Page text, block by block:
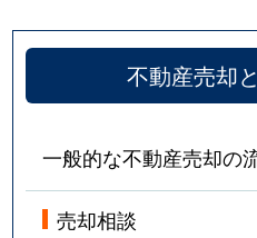
不動産売却
一般的な不動産売却の
売却相談